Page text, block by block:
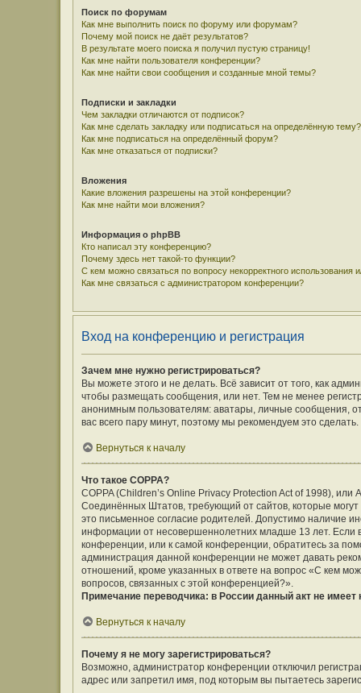
Поиск по форумам
Как мне выполнить поиск по форуму или форумам?
Почему мой поиск не даёт результатов?
В результате моего поиска я получил пустую страницу!
Как мне найти пользователя конференции?
Как мне найти свои сообщения и созданные мной темы?
Подписки и закладки
Чем закладки отличаются от подписок?
Как мне сделать закладку или подписаться на определённую тему?
Как мне подписаться на определённый форум?
Как мне отказаться от подписки?
Вложения
Какие вложения разрешены на этой конференции?
Как мне найти мои вложения?
Информация о phpBB
Кто написал эту конференцию?
Почему здесь нет такой-то функции?
С кем можно связаться по вопросу некорректного
Как мне связаться с администратором конференции?
Вход на конференцию и регистрация
Зачем мне нужно регистрироваться?
Вы можете этого и не делать. Всё зависит от того, как
чтобы размещать сообщения, или нет. Тем не менее
анонимным пользователям: аватары, личные сообщения,
вас всего пару минут, поэтому мы рекомендуем это сделать.
Вернуться к началу
Что такое COPPA?
COPPA (Children’s Online Privacy Protection Act of 1998),
Соединённых Штатов, требующий от сайтов, которые
это письменное согласие родителей. Допустимо наличие
информации от несовершеннолетних младше 13 лет. Если
конференции, или к самой конференции, обратитесь за
администрация данной конференции не может давать
отношений, кроме указанных в ответе на вопрос «С кем
вопросов, связанных с этой конференцией?».
Примечание переводчика: в России данный акт не
Вернуться к началу
Почему я не могу зарегистрироваться?
Возможно, администратор конференции отключил
адрес или запретил имя, под которым вы пытаетесь